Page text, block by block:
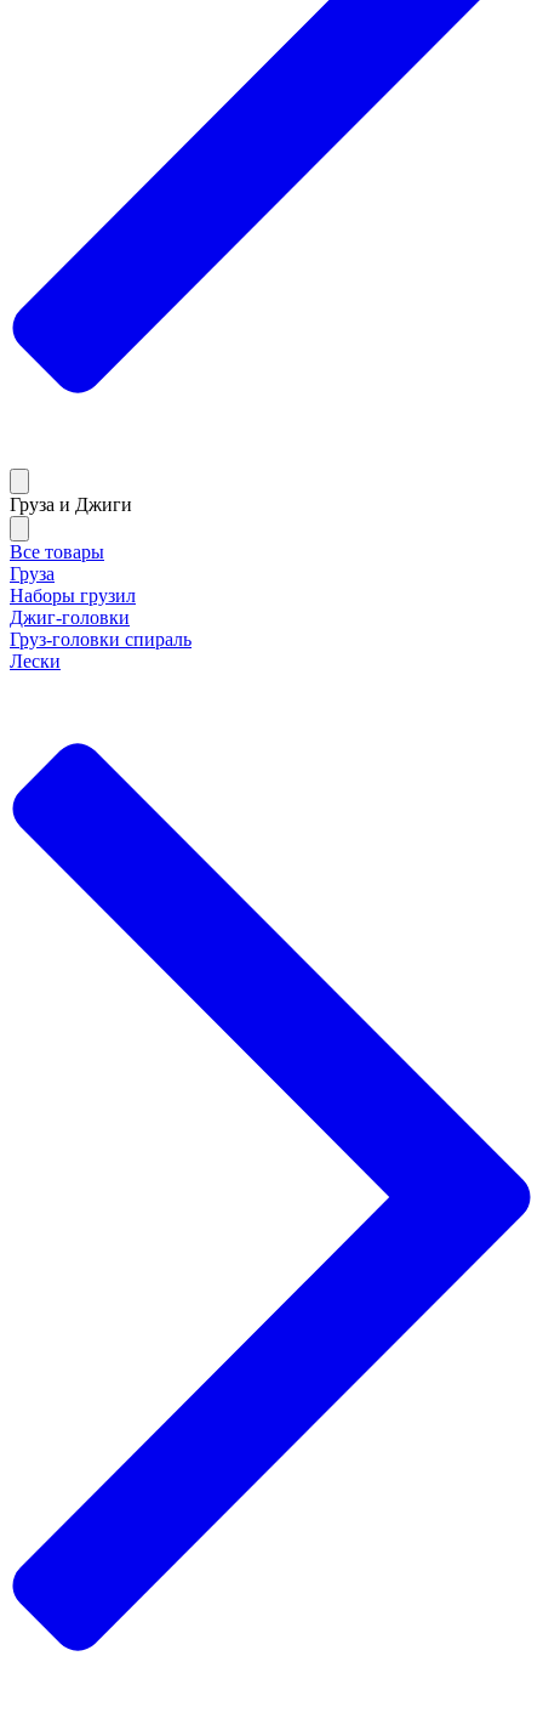
Груза и Джиги
Все товары
Груза
Наборы грузил
Джиг-головки
Груз-головки спираль
Лески